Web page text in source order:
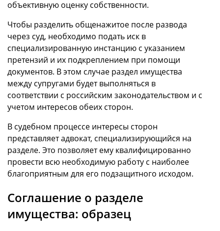
объективную оценку собственности.
Чтобы разделить общенажитое после развода
через суд, необходимо подать иск в
специализированную инстанцию с указанием
претензий и их подкреплением при помощи
документов. В этом случае раздел имущества
между супругами будет выполняться в
соответствии с российским законодательством и с
учетом интересов обеих сторон.
В судебном процессе интересы сторон
представляет адвокат, специализирующийся на
разделе. Это позволяет ему квалифицированно
провести всю необходимую работу с наиболее
благоприятным для его подзащитного исходом.
Соглашение о разделе
имущества: образец